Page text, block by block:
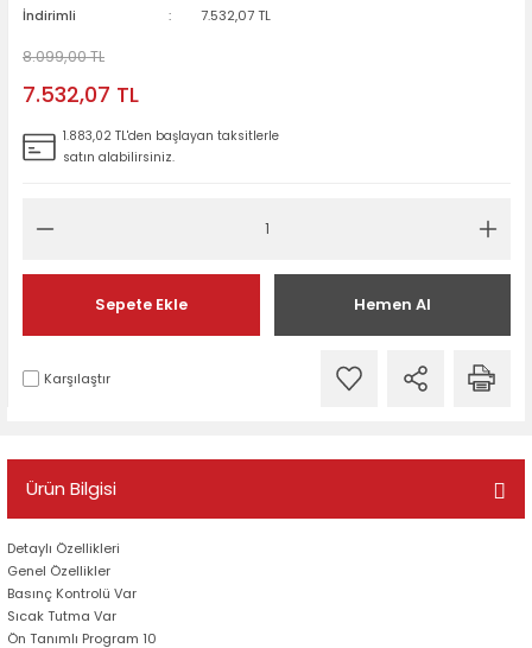
İndirimli
7.532,07 TL
8.099,00 TL
7.532,07 TL
1.883,02 TL'den başlayan taksitlerle
satın alabilirsiniz.
Sepete Ekle Hemen Al
Karşılaştır
Ürün Bilgisi
Detaylı Özellikleri
Genel Özellikler
Basınç Kontrolü Var
Sıcak Tutma Var
Ön Tanımlı Program 10